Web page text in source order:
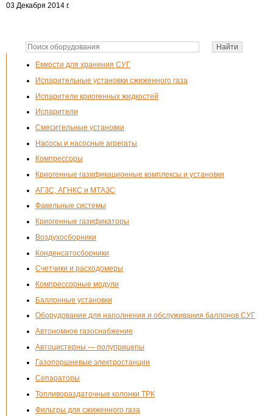
Емкости для хранения СУГ
Испарительные установки сжиженного газа
Испарители криогенных жидкостей
Испарители
Смесительные установки
Насосы и насосные агрегаты
Компрессоры
Криогенные газификационные комплексы и установки
АГЗС, АГНКС и МТАЗС
Факельные системы
Криогенные газификаторы
Воздухосборники
Конденсатосборники
Счетчики и расходомеры
Компрессорные модули
Баллонные установки
Оборудование для наполнения и обслуживания баллонов СУГ
Автономное газоснабжение
Автоцистерны — полуприцепы
Газопоршневые электростанции
Сепараторы
Топливораздаточные колонки ТРК
Фильтры для сжиженного газа
03 Декабря 2014 г.